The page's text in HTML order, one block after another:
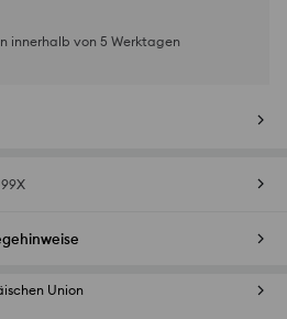
innerhalb von 5 Werktagen
Union